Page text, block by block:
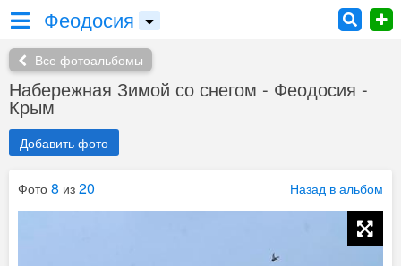
Феодосия
Все фотоальбомы
Набережная Зимой со снегом - Феодосия -
Крым
Добавить фото
Фото 8 из 20 Назад в альбом